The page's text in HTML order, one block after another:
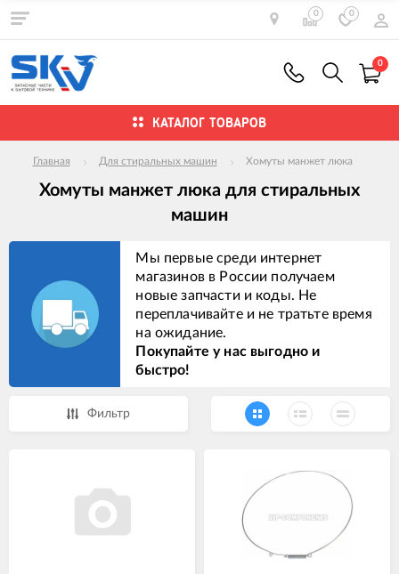
0 0
0
КАТАЛОГ ТОВАРОВ
Главная Для стиральных машин Хомуты манжет люка
Хомуты манжет люка для стиральных
машин
Мы первые среди интернет
магазинов в России получаем
новые запчасти и коды. Не
переплачивайте и не тратьте время
на ожидание.
Покупайте у нас выгодно и
быстро!
Фильтр